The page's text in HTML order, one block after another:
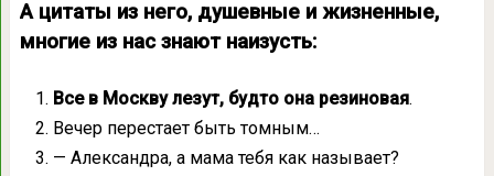
А цитаты из него, душевные и жизненные,
многие из нас знают наизусть:
Все в Москву лезут, будто она резиновая.
Вечер перестает быть томным…
— Александра, а мама тебя как называет?